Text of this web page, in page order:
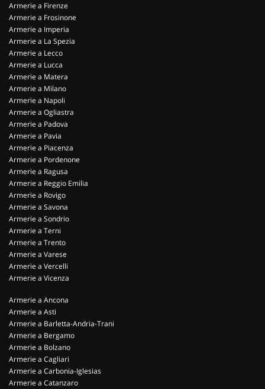
Armerie a Firenze
Armerie a Frosinone
Armerie a Imperia
Armerie a La Spezia
Armerie a Lecco
Armerie a Lucca
Armerie a Matera
Armerie a Milano
Armerie a Napoli
Armerie a Ogliastra
Armerie a Padova
Armerie a Pavia
Armerie a Piacenza
Armerie a Pordenone
Armerie a Ragusa
Armerie a Reggio Emilia
Armerie a Rovigo
Armerie a Savona
Armerie a Sondrio
Armerie a Terni
Armerie a Trento
Armerie a Varese
Armerie a Vercelli
Armerie a Vicenza
Armerie a Ancona
Armerie a Asti
Armerie a Barletta-Andria-Trani
Armerie a Bergamo
Armerie a Bolzano
Armerie a Cagliari
Armerie a Carbonia-Iglesias
Armerie a Catanzaro